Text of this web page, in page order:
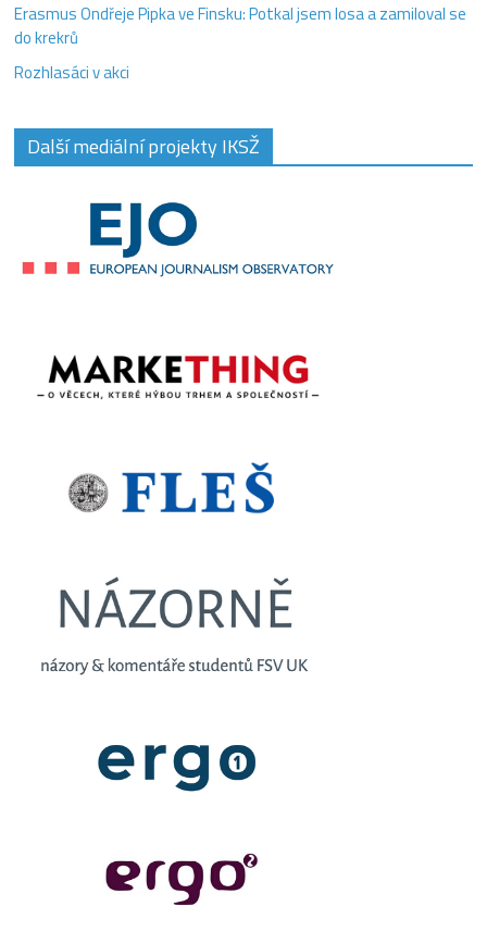
Erasmus Ondřeje Pipka ve Finsku: Potkal jsem losa a zamiloval se
do krekrů
Rozhlasáci v akci
Další mediální projekty IKSŽ